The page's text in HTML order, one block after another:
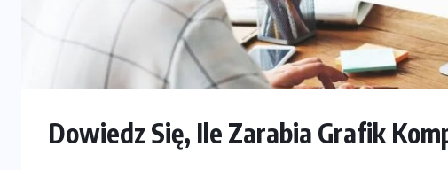
Dowiedz Się, Ile Zarabia Grafik